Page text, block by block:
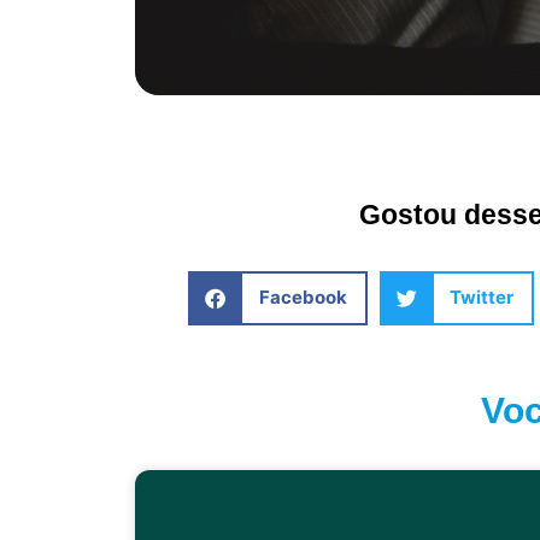
Gostou
Facebook Twitter